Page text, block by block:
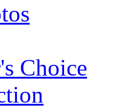
Choice